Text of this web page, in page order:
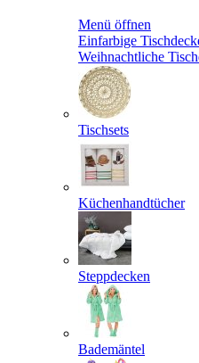
Menü öffnen
Einfarbige
Weihnachtliche
Tischsets
Küchenhandtücher
Steppdecken
Bademäntel